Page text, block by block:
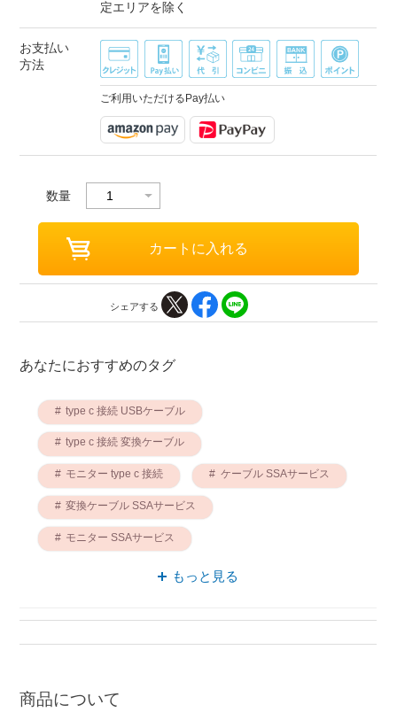
定エリアを除く
お支払い
方法
ご利用いただけるPay払い
数量
シェアする
あなたにおすすめのタグ
type c 接続 USBケーブル
type c 接続 変換ケーブル
モニター type c 接続 ケーブル SSAサービス
変換ケーブル SSAサービス
モニター SSAサービス
USBケーブル SSAサービス
もっと見る
商品について